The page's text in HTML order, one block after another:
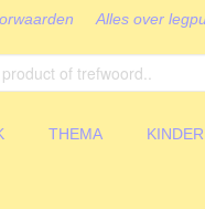
Alles over
THEMA